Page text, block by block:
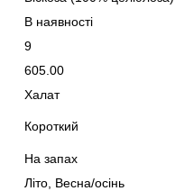
В наявності
9
605.00
Халат
Короткий
На запах
Літо, Весна/осінь